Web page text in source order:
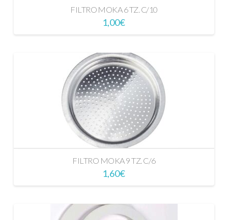
FILTRO MOKA 6 TZ. C/10
1,00€
FILTRO MOKA 9 TZ. C/6
1,60€